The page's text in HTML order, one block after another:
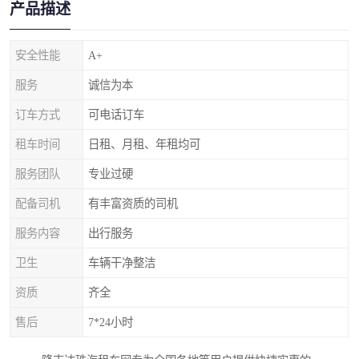
产品描述
安全性能 A+
服务 诚信为本
订车方式 可电话订车
租车时间 日租、月租、年租均可
服务团队 专业过硬
配备司机 有丰富资质的司机
服务内容 出行服务
卫生 车辆干净整洁
资质 齐全
售后 7*24小时